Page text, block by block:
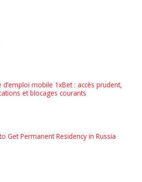
d’emploi mobile 1xBet : accès prudent,
et blocages courants
Get Permanent Residency in Russia